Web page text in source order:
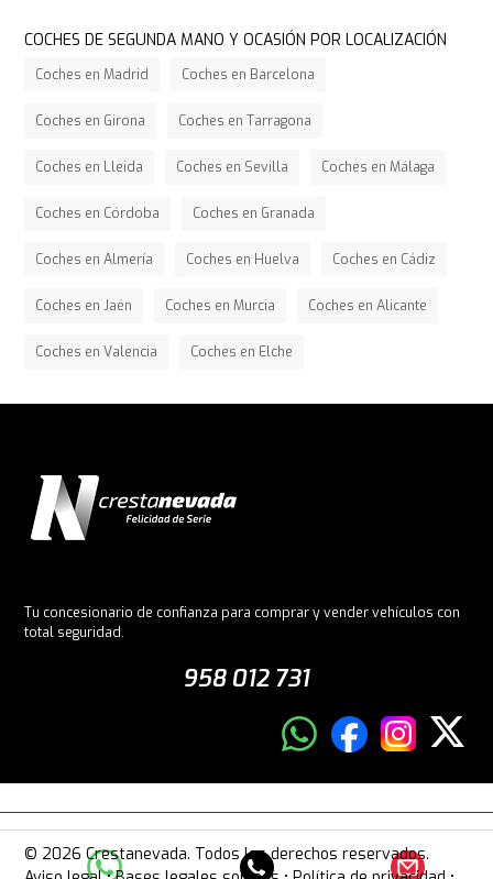
COCHES DE SEGUNDA MANO Y OCASIÓN POR LOCALIZACIÓN
Coches en Madrid Coches en Barcelona
Coches en Girona Coches en Tarragona
Coches en Lleida Coches en Sevilla Coches en Málaga
Coches en Córdoba Coches en Granada
Coches en Almería Coches en Huelva Coches en Cádiz
Coches en Jaén Coches en Murcia Coches en Alicante
Coches en Valencia Coches en Elche
Tu concesionario de confianza para comprar y vender vehículos con
total seguridad.
958 012 731
© 2026 Crestanevada. Todos los derechos reservados.